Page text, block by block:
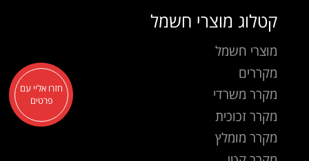
קטלוג מוצרי חשמל
מוצרי חשמל
מקררים
מקרר משרדי
מקרר זכוכית
מקרר מומלץ
חזרו אליי עם
פרטים